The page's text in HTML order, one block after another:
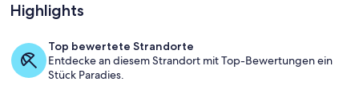
Blick aufs Meer
Highlights
Top bewertete Strandorte
Entdecke an diesem Strandort mit Top-Bewertungen ein
Stück Paradies.